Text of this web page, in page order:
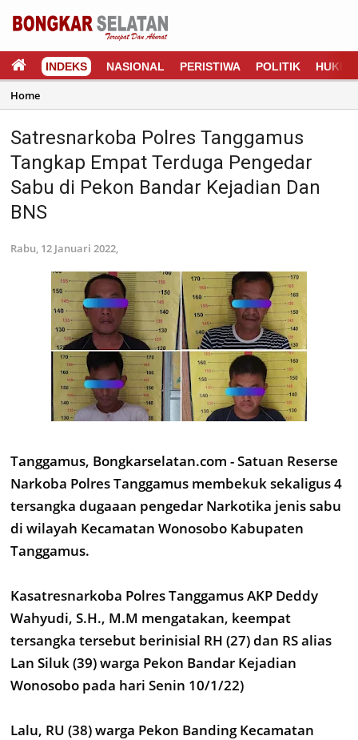
INDEKS NASIONAL PERISTIWA POLITIK HUKUM
Home
Satresnarkoba Polres Tanggamus
Tangkap Empat Terduga Pengedar
Sabu di Pekon Bandar Kejadian Dan
BNS
Rabu, 12 Januari 2022,
Tanggamus, Bongkarselatan.com - Satuan Reserse
Narkoba Polres Tanggamus membekuk sekaligus 4
tersangka dugaaan pengedar Narkotika jenis sabu
di wilayah Kecamatan Wonosobo Kabupaten
Tanggamus.
Kasatresnarkoba Polres Tanggamus AKP Deddy
Wahyudi, S.H., M.M mengatakan, keempat
tersangka tersebut berinisial RH (27) dan RS alias
Lan Siluk (39) warga Pekon Bandar Kejadian
Wonosobo pada hari Senin 10/1/22)
Lalu, RU (38) warga Pekon Banding Kecamatan